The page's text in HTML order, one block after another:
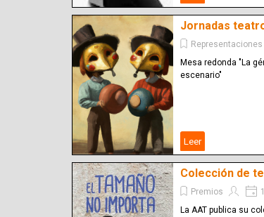
Jornadas
Representaciones
Mesa redonda "La
escenario"
Leer
Colección de
Premios
La AAT publica su